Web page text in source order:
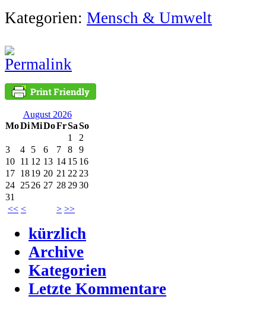
Kategorien: Mensch & Umwelt
August 2026
MoDiMiDoFrSaSo
<< < > >>
1
2
3
4 5 6 7 8
9
10 11 12 13 14 15 16
17 1819 20 21 22 23
24 2526 27 28 2930
31
kürzlich
Archive
Kategorien
Letzte Kommentare